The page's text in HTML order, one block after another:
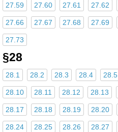
27.59 27.60 27.61 27.62
27.66 27.67 27.68 27.69
27.73
§28
28.1 28.2 28.3 28.4 28.5
28.10 28.11 28.12 28.13
28.17 28.18 28.19 28.20
28.24 28.25 28.26 28.27